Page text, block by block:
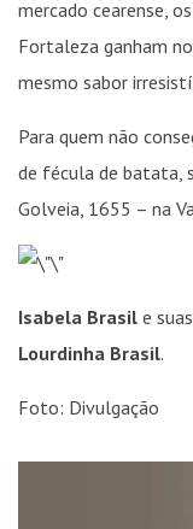
mercado cearense,
Fortaleza ganham
mesmo sabor
Para quem não
de fécula de batata,
Golveia, 1655 – na
Isabela Brasil e
Lourdinha Brasil.
Foto: Divulgação